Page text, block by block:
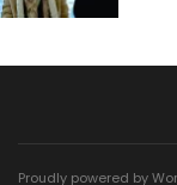
Proudly powered by